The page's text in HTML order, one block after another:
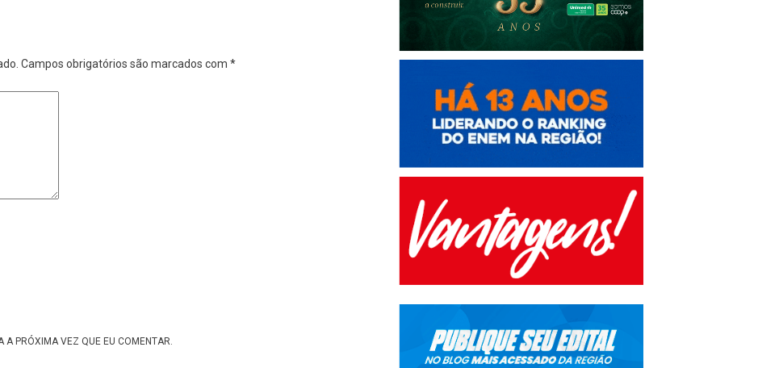
Campos obrigatórios são marcados com *
A PRÓXIMA VEZ QUE EU COMENTAR.